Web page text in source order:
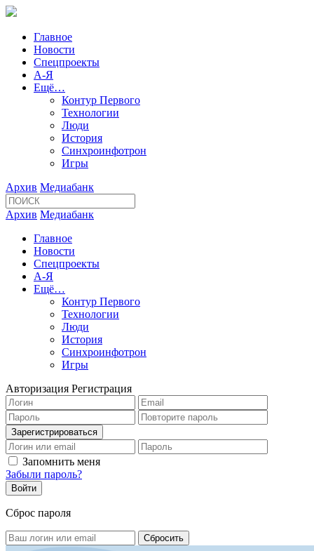
Главное
Новости
Спецпроекты
А-Я
Ещё…
Контур Первого
Технологии
Люди
История
Синхроинфотрон
Игры
Архив Медиабанк
Архив Медиабанк
Главное
Новости
Спецпроекты
А-Я
Ещё…
Контур Первого
Технологии
Люди
История
Синхроинфотрон
Игры
Авторизация Регистрация
Запомнить меня
Забыли пароль?
Сброс пароля